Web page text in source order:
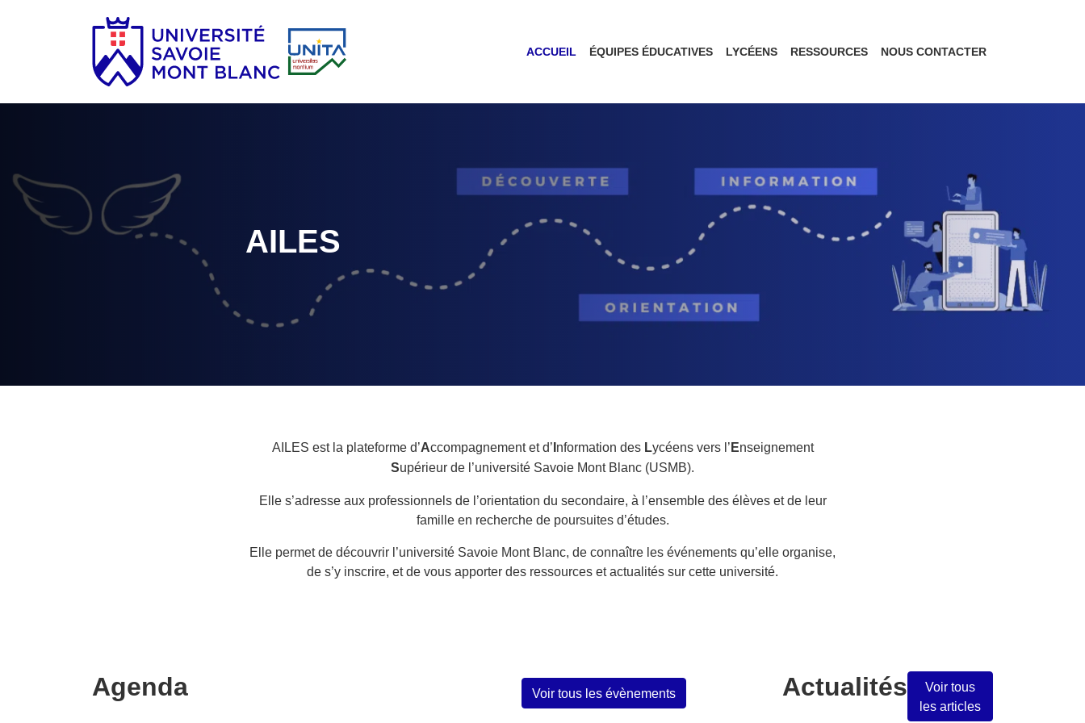
ACCUEIL ÉQUIPES ÉDUCATIVES LYCÉENS RESSOURCES NOUS CONTACTER
AILES
AILES est la plateforme d’Accompagnement et d’Information des Lycéens vers l’Enseignement
Supérieur de l’université Savoie Mont Blanc (USMB).
Elle s’adresse aux professionnels de l’orientation du secondaire, à l’ensemble des élèves et de leur
famille en recherche de poursuites d’études.
Elle permet de découvrir l’université Savoie Mont Blanc, de connaître les événements qu’elle organise,
de s’y inscrire, et de vous apporter des ressources et actualités sur cette université.
Agenda Voir tous les évènements Actualités
Voir tous
les articles